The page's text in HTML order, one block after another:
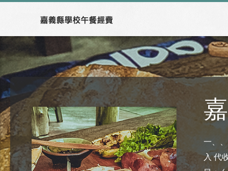
一、
入 代